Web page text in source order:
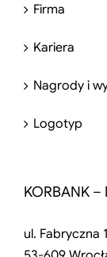
Firma
Kariera
Nagrody i
Logotyp
KORBANK
ul. Fabryczna